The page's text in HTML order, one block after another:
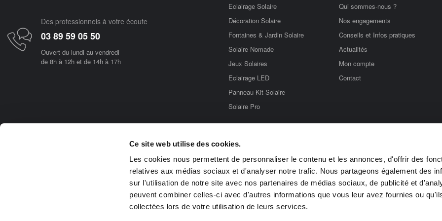
Ce site web utilise des cookies.
Les cookies nous permettent de personnaliser le contenu et les annonces, d'offrir des
relatives aux médias sociaux et d'analyser notre trafic. Nous partageons également des
sur l'utilisation de notre site avec nos partenaires de médias sociaux, de publicité et
peuvent combiner celles-ci avec d'autres informations que vous leur avez fournies ou
collectées lors de votre utilisation de leurs services.
Des professionnels à votre écoute
03 89 59 05 50
Ouvert du lundi au vendredi
de 8h à 12h et de 14h à 17h
Eclairage Solaire
Décoration Solaire
Fontaines & Jardin Solaire
Solaire Nomade
Jeux Solaires
Eclairage LED
Panneau Kit Solaire
Solaire Pro
Qui sommes-nous ?
Nos engagements
Conseils et Infos pratiques
Actualités
Mon compte
Contact
Objetsolaire.com est une boutique en ligne spécialisée dans les objets fonctionnant à l'énergie solaire photovoltaïque. Vous trouverez sur notre site
d'utilisation, tous nos produits vous rendront de réels services et vous permettront de réaliser des économies d'énergie ! Lampes solaires, éclairages
iphone, kits solaires, lampadaires solaires… Tout est chez Objetsolaire !
ampoule solaire balisage solaire Balises Solaires de Jardin borne Solaire Jardin Borne Solaire
fontaines solaires jet d'eau solaire kit solaire lampe bureau solaire lampe solaire lampes solaires
Lampe solaire pratique
Eclairage Solaire
Cadeau Solaire